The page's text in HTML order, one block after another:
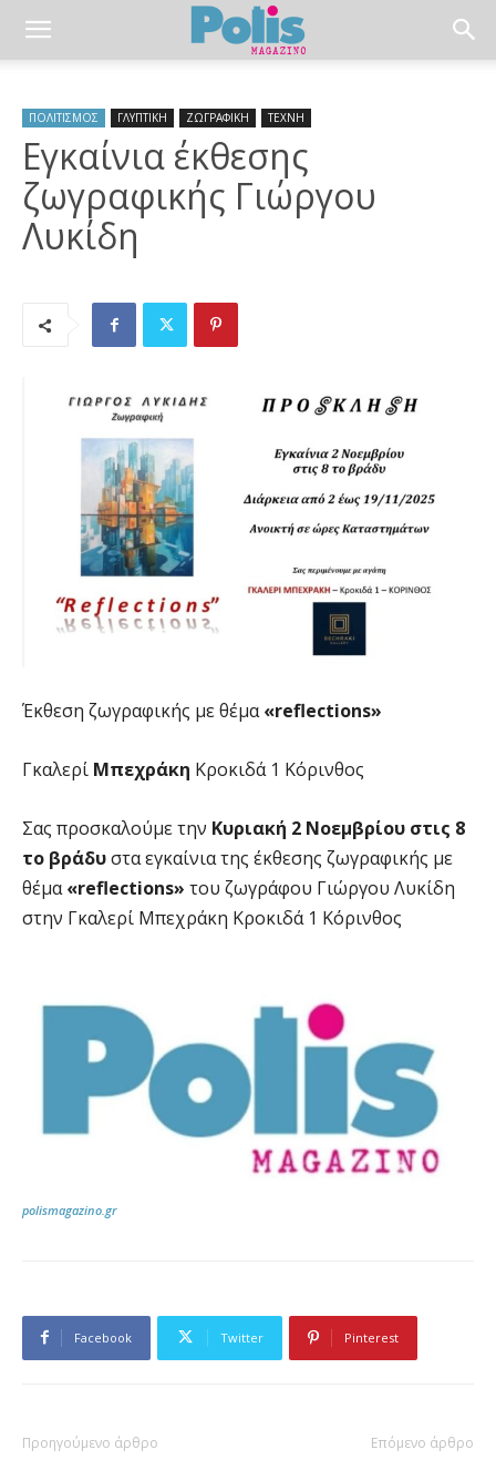
ΠΟΛΙΤΙΣΜΟΣ ΓΛΥΠΤΙΚΗ ΖΩΓΡΑΦΙΚΗ ΤΕΧΝΗ
Εγκαίνια έκθεσης
ζωγραφικής Γιώργου
Λυκίδη
Έκθεση ζωγραφικής με θέμα«reflections»
Γκαλερί Μπεχράκη Κροκιδά 1 Κόρινθος
Σας προσκαλούμε την Κυριακή 2 Νοεμβρίου στις 8
το βράδυστα εγκαίνια της έκθεσης ζωγραφικής με
θέμα«reflections» του ζωγράφου Γιώργου Λυκίδη
στην Γκαλερί Μπεχράκη Κροκιδά 1 Κόρινθος
polismagazino.gr
Facebook Twitter Pinterest
Προηγούμενο άρθρο Επόμενο άρθρο